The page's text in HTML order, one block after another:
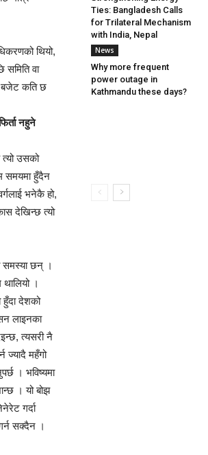
थियो,
वा
बजेट कति छ
नहुने
त्यो उसको
समयमा हुँदैन
भनेकै हो,
देखिन्छ त्यो
समस्या छन् ।
।
हुँदा देशको
लाइनका
त्यसरी नै
ज्यादै महँगो
। भविष्यमा
। यो बोझ
गर्दा
सक्दैन ।
Ties: Bangladesh Calls
for Trilateral Mechanism
with India, Nepal
News
Why more frequent
power outage in
Kathmandu these days?